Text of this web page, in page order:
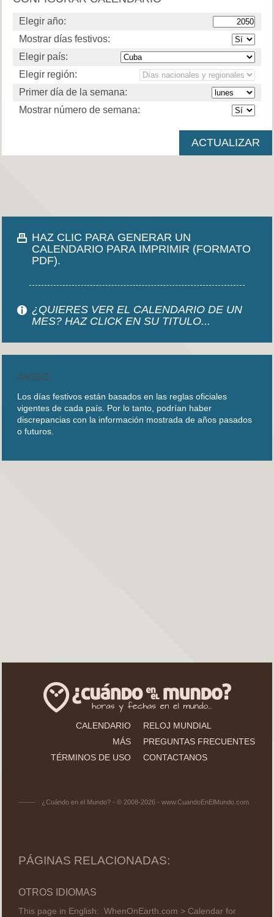
Elegir año:
Mostrar días festivos:
Elegir país:
Elegir región:
Primer día de la semana:
Mostrar número de semana:
HAZ CLIC PARA GENERAR UN
CALENDARIO PARA IMPRIMIR (FORMATO
PDF).
¿QUIERES VER EL CALENDARIO DE UN
MES? HAZ CLICK EN SU TITULO...
AVISO
Los días festivos están basados en las reglas oficiales
vigentes de cada país. Por lo tanto, podrían haber
discrepancias con la información mostrada de años pasados
o futuros.
CALENDARIO
RELOJ MUNDIAL
MÁS
PREGUNTAS FRECUENTES
TÉRMINOS DE USO
CONTACTANOS
¿Cuándo en el Mundo? - © 2008-2026 - www.CuandoEnElMundo.com
PÁGINAS RELACIONADAS:
OTROS IDIOMAS
This page in English: WhenOnEarth.com > Calendar for